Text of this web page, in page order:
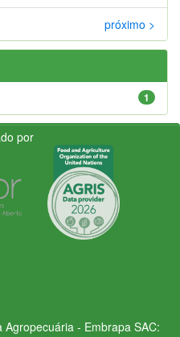
próximo >
1
por
Agropecuária - Embrapa SAC: